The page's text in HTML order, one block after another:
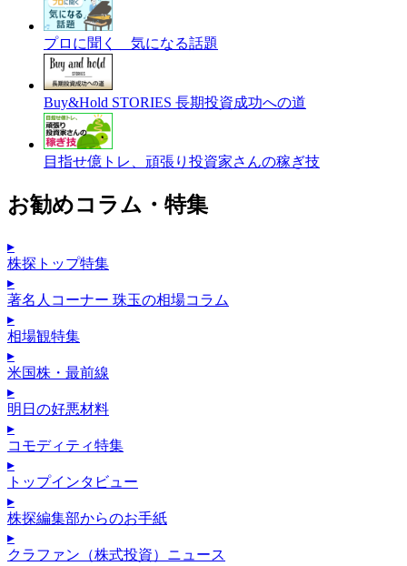
プロに聞く 気になる話題
Buy&Hold STORIES 長期投資成功への道
目指せ億トレ、頑張り投資家さんの稼ぎ技
お勧めコラム・特集
▸
株探トップ特集
▸
著名人コーナー 珠玉の相場コラム
▸
相場観特集
▸
米国株・最前線
▸
明日の好悪材料
▸
コモディティ特集
▸
トップインタビュー
▸
株探編集部からのお手紙
▸
クラファン（株式投資）ニュース